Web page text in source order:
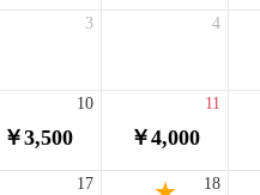
3 4
￥3,500
10
￥4,000
11
17 18